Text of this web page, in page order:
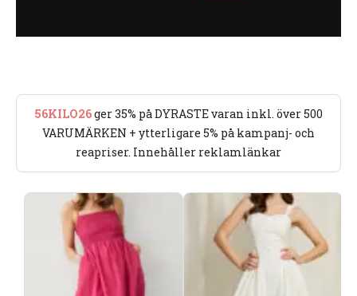
56KILO26ger 35% på DYRASTE varan inkl. över 500
VARUMÄRKEN + ytterligare 5% på kampanj- och
reapriser. Innehåller reklamlänkar